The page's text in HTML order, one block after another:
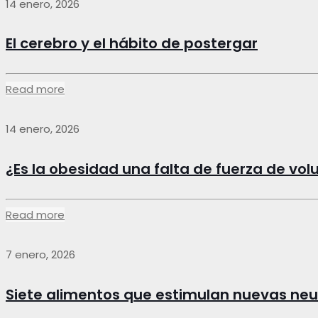
14 enero, 2026
El cerebro y el hábito de postergar
Read more
14 enero, 2026
¿Es la obesidad una falta de fuerza de
Read more
7 enero, 2026
Siete alimentos que estimulan nuevas